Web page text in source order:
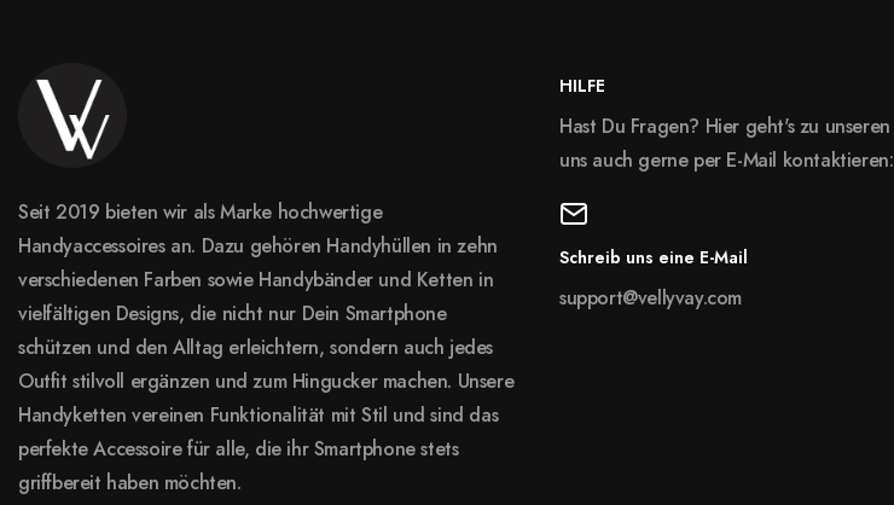
Seit 2019 bieten wir als Marke hochwertige
Handyaccessoires an. Dazu gehören Handyhüllen in zehn
verschiedenen Farben sowie Handybänder und Ketten in
vielfältigen Designs, die nicht nur Dein Smartphone
schützen und den Alltag erleichtern, sondern auch jedes
Outfit stilvoll ergänzen und zum Hingucker machen. Unsere
Handyketten vereinen Funktionalität mit Stil und sind das
perfekte Accessoire für alle, die ihr Smartphone stets
griffbereit haben möchten.
HILFE
Hast Du Fragen? Hier geht's zu unseren
uns auch gerne per E-Mail kontaktieren:
Schreib uns eine E-Mail
support@vellyvay.com